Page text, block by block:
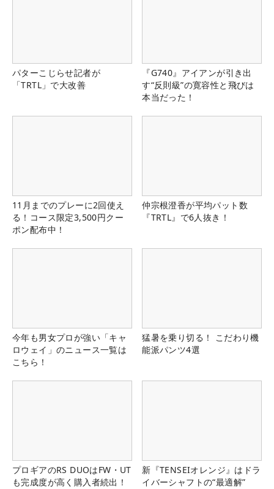
パターこじらせ記者が
「TRTL」で大改善
『G740』アイアンが引き出
す“反則級”の寛容性と飛びは
本当だった！
11月までのプレーに2回使え
る！コース限定3,500円クー
ポン配布中！
仲宗根澄香が平均パット数
『TRTL』で6人抜き！
今年も男女プロが強い「キャ
ロウェイ」のニュース一覧は
こちら！
猛暑を乗り切る！ こだわり機
能派パンツ4選
プロギアのRS DUOはFW・UT
も完成度が高く購入者続出！
新『TENSEIオレンジ』はドラ
イバーシャフトの“最適解”